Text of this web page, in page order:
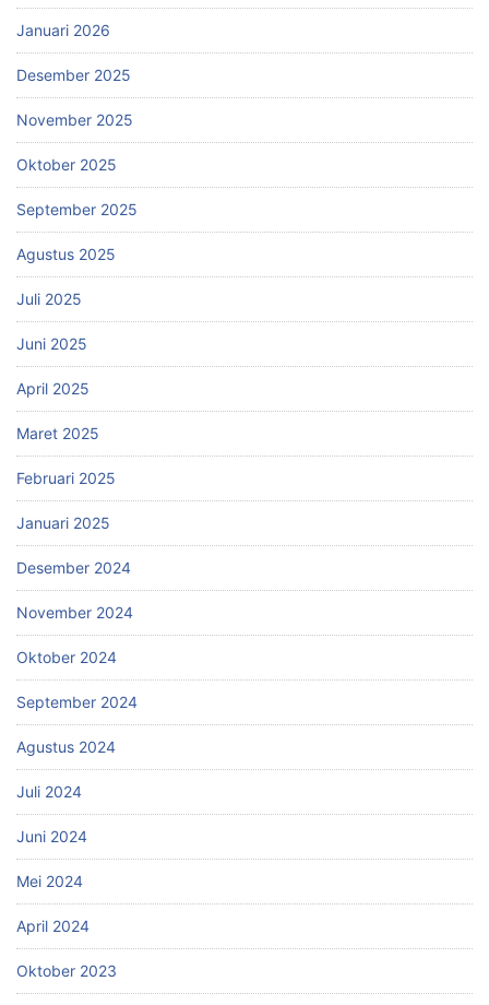
Januari 2026
Desember 2025
November 2025
Oktober 2025
September 2025
Agustus 2025
Juli 2025
Juni 2025
April 2025
Maret 2025
Februari 2025
Januari 2025
Desember 2024
November 2024
Oktober 2024
September 2024
Agustus 2024
Juli 2024
Juni 2024
Mei 2024
April 2024
Oktober 2023